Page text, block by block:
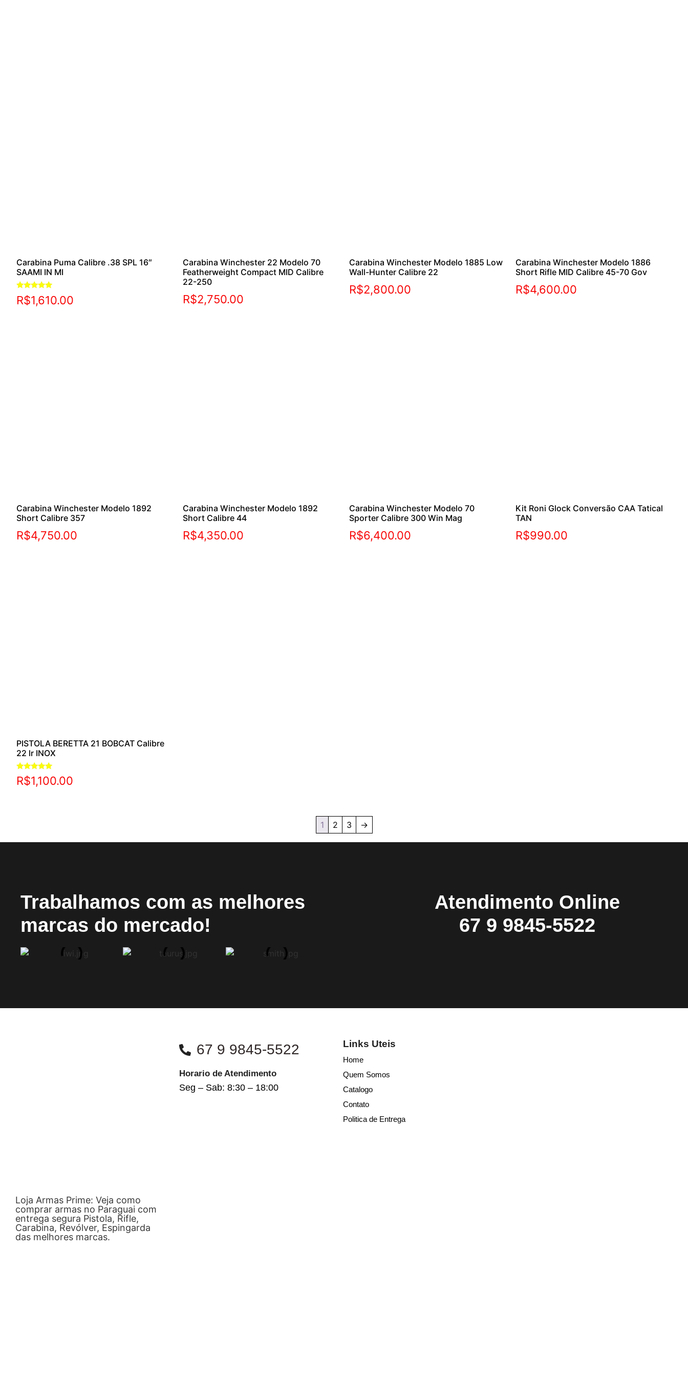
Carabina Puma Calibre .38 SPL 16″
SAAMI IN MI
Avaliação
5.00
R$1,610.00
Carabina Winchester 22 Modelo 70
Featherweight Compact MID Calibre
22-250
R$2,750.00
Carabina Winchester Modelo 1885 Low
Wall-Hunter Calibre 22
R$2,800.00
Carabina Winchester Modelo 1886
Short Rifle MID Calibre 45-70 Gov
R$4,600.00
Carabina Winchester Modelo 1892
Short Calibre 357
R$4,750.00
Carabina Winchester Modelo 1892
Short Calibre 44
R$4,350.00
Carabina Winchester Modelo 70
Sporter Calibre 300 Win Mag
R$6,400.00
Kit Roni Glock Conversão CAA Tatical
TAN
R$990.00
PISTOLA BERETTA 21 BOBCAT Calibre
22 lr INOX
Avaliação
5.00
R$1,100.00
1 2 3 →
Trabalhamos com as melhores
marcas do mercado!
Atendimento Online
67 9 9845-5522
Loja Armas Prime: Veja como
comprar armas no Paraguai com
entrega segura Pistola, Rifle,
Carabina, Revólver, Espingarda
das melhores marcas.
67 9 9845-5522
Horario de Atendimento
Seg – Sab: 8:30 – 18:00
Links Uteis
Home
Quem Somos
Catalogo
Contato
Politica de Entrega